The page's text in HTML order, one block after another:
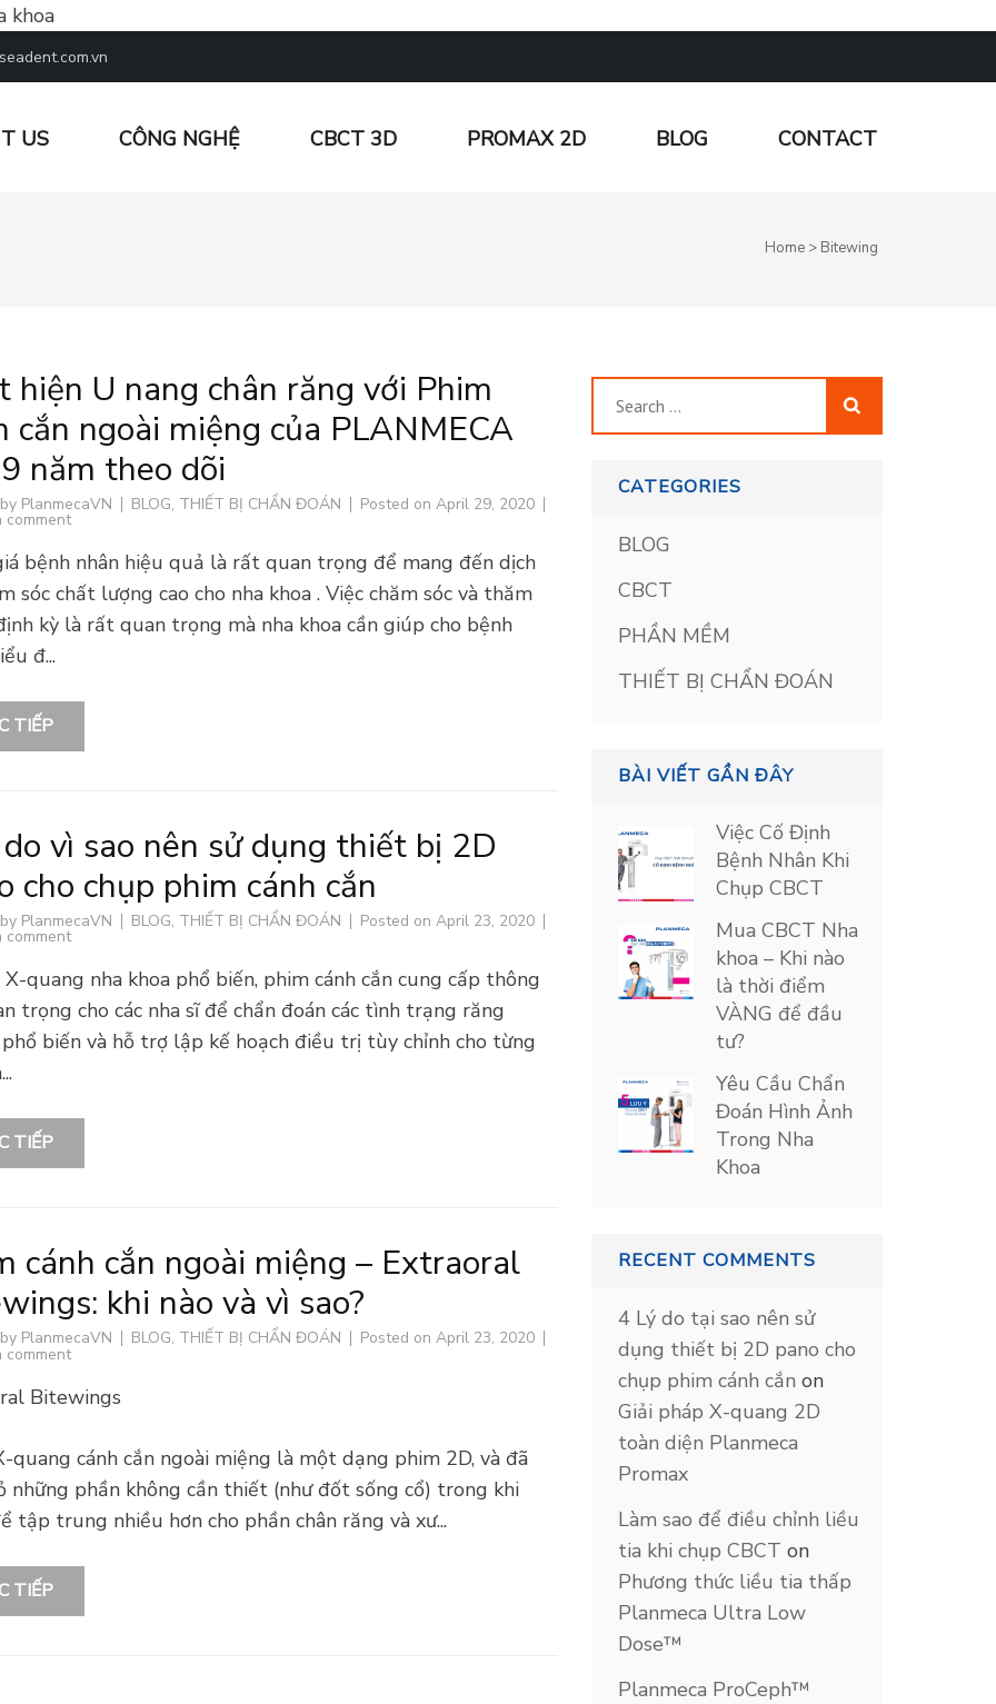
khoa
US CÔNG NGHỆ CBCT 3D PROMAX 2D BLOG CONTACT
Home > Bitewing
hiện U nang chân răng với Phim
cắn ngoài miệng của PLANMECA
năm theo dõi
PlanmecaVN BLOG, THIẾT BỊ CHẨN ĐOÁN Posted on April 29, 2020
comment
bệnh nhân hiệu quả là rất quan trọng để mang đến dịch
sóc chất lượng cao cho nha khoa . Việc chăm sóc và thăm
kỳ là rất quan trọng mà nha khoa cần giúp cho bệnh
đ...
TIẾP
vì sao nên sử dụng thiết bị 2D
cho chụp phim cánh cắn
PlanmecaVN BLOG, THIẾT BỊ CHẨN ĐOÁN Posted on April 23, 2020
comment
X-quang nha khoa phổ biến, phim cánh cắn cung cấp thông
trọng cho các nha sĩ để chẩn đoán các tình trạng răng
biến và hỗ trợ lập kế hoạch điều trị tùy chỉnh cho từng
TIẾP
cánh cắn ngoài miệng – Extraoral
khi nào và vì sao?
PlanmecaVN BLOG, THIẾT BỊ CHẨN ĐOÁN Posted on April 23, 2020
comment
Bitewings
quang cánh cắn ngoài miệng là một dạng phim 2D, và đã
những phần không cần thiết (như đốt sống cổ) trong khi
tập trung nhiều hơn cho phần chân răng và xư...
TIẾP
Search
CATEGORIES
BLOG
CBCT
PHẦN MỀM
THIẾT BỊ CHẨN ĐOÁN
BÀI VIẾT GẦN ĐÂY
Việc Cố Định
Bệnh Nhân Khi
Chụp CBCT
Mua CBCT Nha
khoa – Khi nào
là thời điểm
VÀNG để đầu
tư?
Yêu Cầu Chẩn
Đoán Hình Ảnh
Trong Nha
Khoa
RECENT COMMENTS
4 Lý do tại sao nên sử
dụng thiết bị 2D pano cho
chụp phim cánh cắn on
Giải pháp X-quang 2D
toàn diện Planmeca
Promax
Làm sao để điều chỉnh liều
tia khi chụp CBCT on
Phương thức liều tia thấp
Planmeca Ultra Low
Dose™
Planmeca ProCeph™